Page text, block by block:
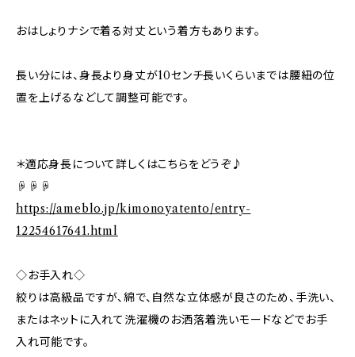
おはしょりナシで着る対丈という着方もあります。
長い分には、身長より身丈が10センチ長いくらいまでは腰紐の位
置を上げるなどして調整可能です。
＊適応身長について詳しくはこちらをどうぞ♪
☟☟☟
https://ameblo.jp/kimonoyatento/entry-
12254617641.html
◇お手入れ◇
絞りは高級品ですが、綿で、自然な立体感が良さのため、手洗い、
またはネットに入れて洗濯機のお洒落着洗いモードなどでお手
入れ可能です。